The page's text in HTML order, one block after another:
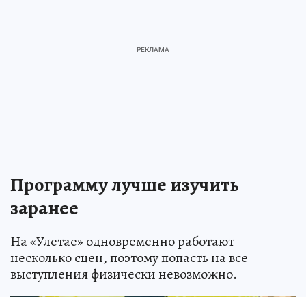
Программу лучше изучить
заранее
На «Улетае» одновременно работают
несколько сцен, поэтому попасть на все
выступления физически невозможно.